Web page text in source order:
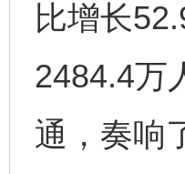
比增长
2484.4万
通，奏响